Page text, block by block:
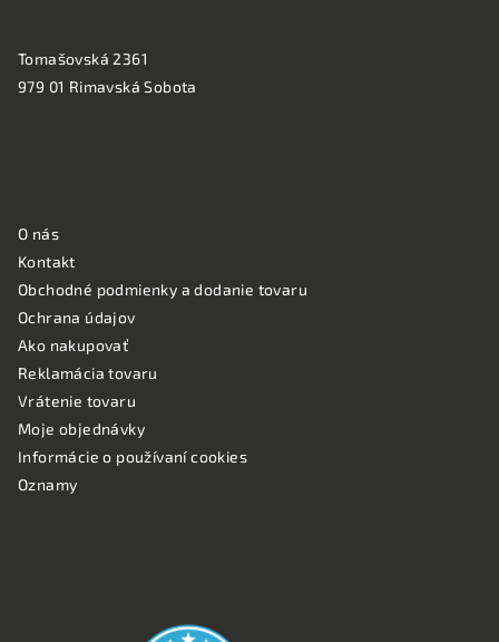
Tomašovská 2361
979 01 Rimavská Sobota
O nás
Kontakt
Obchodné podmienky a dodanie tovaru
Ochrana údajov
Ako nakupovať
Reklamácia tovaru
Vrátenie tovaru
Moje objednávky
Informácie o používaní cookies
Oznamy